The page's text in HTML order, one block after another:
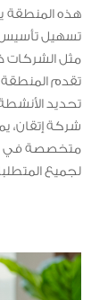
هذه المنطقة
تسهيل تأسيس
مثل الشركات
تقدم
تحديد
شركة إتقان،
متخصصة في
لجميع